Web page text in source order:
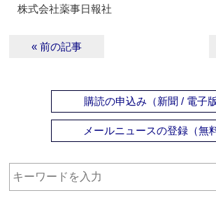
株式会社薬事日報社
« 前の記事
購読の申込み（新聞 / 電子版
メールニュースの登録（無